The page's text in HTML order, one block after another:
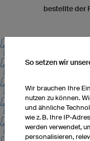
bestellte der
So setzen wir
Wir brauchen Ihre
nutzen zu können.
und ähnliche
wie z. B. Ihre IP-
werden verwendet,
personalisieren,